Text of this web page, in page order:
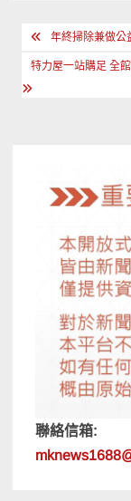
文
章
導
年終掃除兼做
特力屋一站購足 全
聯絡信箱: